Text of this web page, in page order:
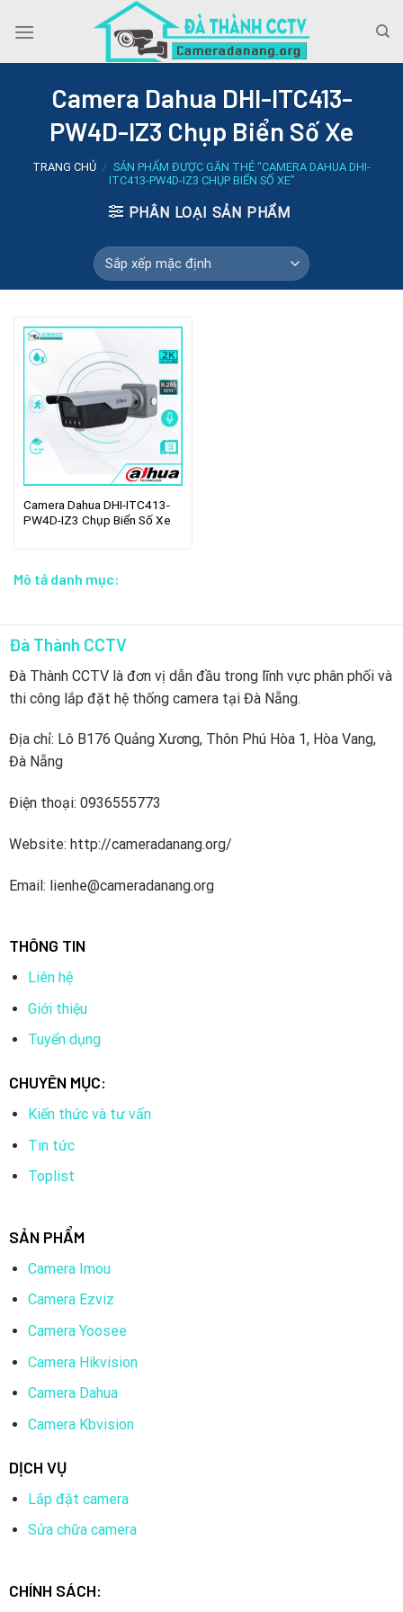
Camera Dahua DHI-ITC413-
PW4D-IZ3 Chụp Biển Số Xe
TRANG CHỦ / SẢN PHẨM ĐƯỢC GẮN THẺ “CAMERA DAHUA DHI-
ITC413-PW4D-IZ3 CHỤP BIỂN SỐ XE”
PHÂN LOẠI SẢN PHẨM
Camera Dahua DHI-ITC413-
PW4D-IZ3 Chụp Biển Số Xe
Mô tả danh mục:
Đà Thành CCTV
Đà Thành CCTV là đơn vị dẫn đầu trong lĩnh vực phân phối và
thi công lắp đặt hệ thống camera tại Đà Nẵng.
Địa chỉ: Lô B176 Quảng Xương, Thôn Phú Hòa 1, Hòa Vang,
Đà Nẵng
Điện thoại: 0936555773
Website: http://cameradanang.org/
Email: lienhe@cameradanang.org
THÔNG TIN
Liên hệ
Giới thiệu
Tuyển dụng
CHUYÊN MỤC:
Kiến thức và tư vấn
Tin tức
Toplist
SẢN PHẨM
Camera Imou
Camera Ezviz
Camera Yoosee
Camera Hikvision
Camera Dahua
Camera Kbvision
DỊCH VỤ
Lắp đặt camera
Sửa chữa camera
CHÍNH SÁCH: